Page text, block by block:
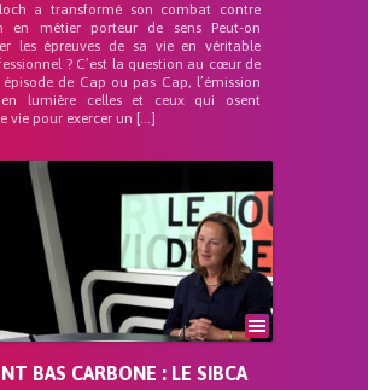
a transformé son combat contre
en métier porteur de sens Peut-on
les épreuves de sa vie en véritable
? C’est la question au cœur de
de Cap ou pas Cap, l’émission
lumière celles et ceux qui osent
vie pour exercer un […]
BAS CARBONE : LE SIBCA